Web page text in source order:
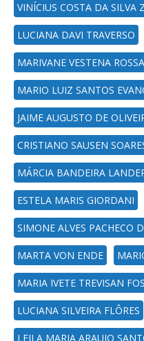
VINÍCIUS COSTA DA SILVA
LUCIANA DAVI TRAVERSO
MARIVANE VESTENA
MARIO LUIZ SANTOS
JAIME AUGUSTO DE
CRISTIANO SAUSEN
MÁRCIA BANDEIRA
ESTELA MARIS GIORDANI
SIMONE ALVES PACHECO
MARTA VON ENDE
MARIA IVETE TREVISAN
LUCIANA SILVEIRA FLÔRES
LEILA MARIA ARAUJO